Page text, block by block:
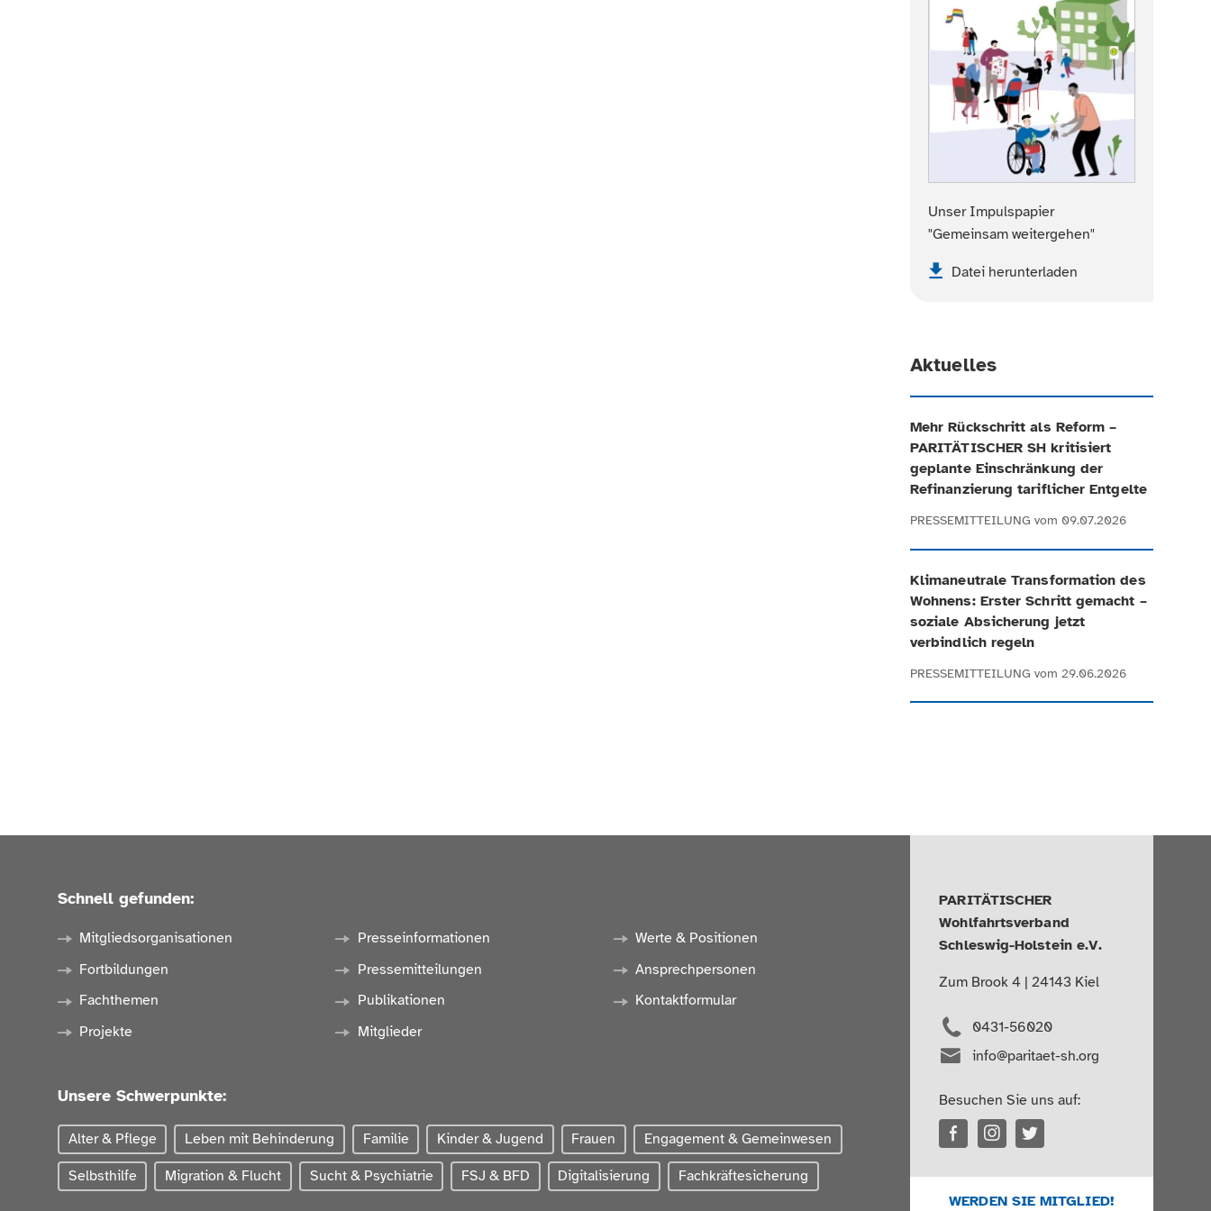
Unser Impulspapier
"Gemeinsam weitergehen"
Datei herunterladen
Aktuelles
Mehr Rückschritt als Reform –
PARITÄTISCHER SH kritisiert
geplante Einschränkung der
Refinanzierung tariflicher Entgelte
PRESSEMITTEILUNG vom 09.07.2026
Klimaneutrale Transformation des
Wohnens: Erster Schritt gemacht –
soziale Absicherung jetzt
verbindlich regeln
PRESSEMITTEILUNG vom 29.06.2026
Schnell gefunden:
Mitgliedsorganisationen
Fortbildungen
Fachthemen
Projekte
Presseinformationen
Pressemitteilungen
Publikationen
Mitglieder
Werte & Positionen
Ansprechpersonen
Kontaktformular
Unsere Schwerpunkte:
Alter & Pflege Leben mit Behinderung Familie Kinder & Jugend Frauen Engagement & Gemeinwesen
Selbsthilfe Migration & Flucht Sucht & Psychiatrie FSJ & BFD Digitalisierung Fachkräftesicherung
PARITÄTISCHER
Wohlfahrtsverband
Schleswig-Holstein e.V.
Zum Brook 4 | 24143 Kiel
0431-56020
info@paritaet-sh.org
Besuchen Sie uns auf:
WERDEN SIE MITGLIED!